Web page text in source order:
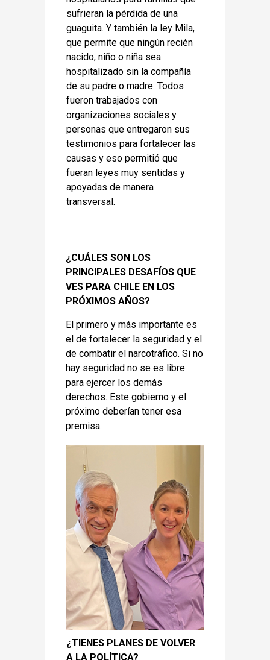
sufrieran la pérdida de una
guaguita. Y también la ley Mila,
que permite que ningún recién
nacido, niño o niña sea
hospitalizado sin la compañía
de su padre o madre. Todos
fueron trabajados con
organizaciones sociales y
personas que entregaron sus
testimonios para fortalecer las
causas y eso permitió que
fueran leyes muy sentidas y
apoyadas de manera
transversal.
¿CUÁLES SON LOS
PRINCIPALES DESAFÍOS QUE
VES PARA CHILE EN LOS
PRÓXIMOS AÑOS?
El primero y más importante es
el de fortalecer la seguridad y el
de combatir el narcotráfico. Si no
hay seguridad no se es libre
para ejercer los demás
derechos. Este gobierno y el
próximo deberían tener esa
premisa.
¿TIENES PLANES DE VOLVER
A LA POLÍTICA?